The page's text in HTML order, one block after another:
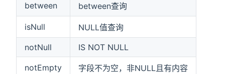
between between查询
isNull
NULL值查询
notNull
IS NOT NULL
notEmpty 字段不为空，非NULL且有内容